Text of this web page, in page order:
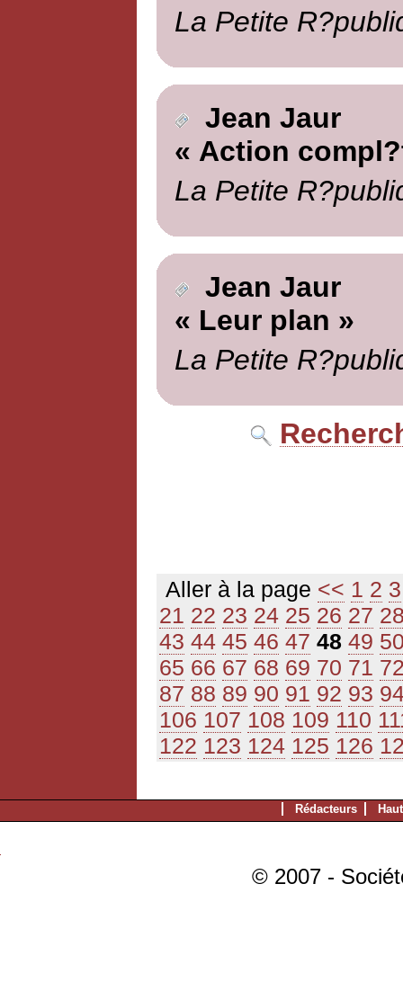
La Petite
Jean Jaur
« Action
La Petite
Jean Jaur
« Leur plan »
La Petite
Aller à la page << 1 2 3
21 22 23 24 25 26 27
43 44 45 46 47 48 49
65 66 67 68 69 70 71
87 88 89 90 91 92 93
106 107 108 109 110
122 123 124 125 126
Rédacteurs
© 2007 -